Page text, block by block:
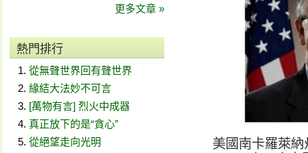
更多文章 »
熱門排行
從無聲世界回有聲世界
緣結大法妙不可言
[萬物有言] 烈火中成器
真正放下的是“貪心”
從絕望走向光明
美國南卡羅萊